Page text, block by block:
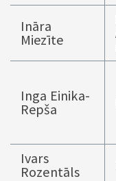
Ināra
Miezīte
Inga Einika-
Repša
Ivars
Rozentāls